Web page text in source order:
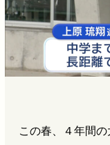
この春、４年間